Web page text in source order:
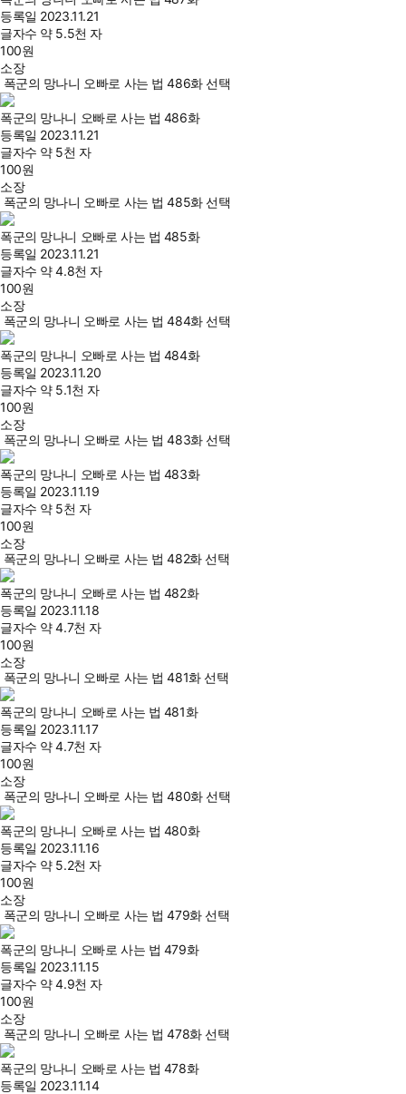
등록일 2023.11.21
글자수 약 5.5천 자
100원
소장
폭군의 망나니 오빠로 사는 법 486화 선택
폭군의 망나니 오빠로 사는 법 486화
등록일 2023.11.21
글자수 약 5천 자
100원
소장
폭군의 망나니 오빠로 사는 법 485화 선택
폭군의 망나니 오빠로 사는 법 485화
등록일 2023.11.21
글자수 약 4.8천 자
100원
소장
폭군의 망나니 오빠로 사는 법 484화 선택
폭군의 망나니 오빠로 사는 법 484화
등록일 2023.11.20
글자수 약 5.1천 자
100원
소장
폭군의 망나니 오빠로 사는 법 483화 선택
폭군의 망나니 오빠로 사는 법 483화
등록일 2023.11.19
글자수 약 5천 자
100원
소장
폭군의 망나니 오빠로 사는 법 482화 선택
폭군의 망나니 오빠로 사는 법 482화
등록일 2023.11.18
글자수 약 4.7천 자
100원
소장
폭군의 망나니 오빠로 사는 법 481화 선택
폭군의 망나니 오빠로 사는 법 481화
등록일 2023.11.17
글자수 약 4.7천 자
100원
소장
폭군의 망나니 오빠로 사는 법 480화 선택
폭군의 망나니 오빠로 사는 법 480화
등록일 2023.11.16
글자수 약 5.2천 자
100원
소장
폭군의 망나니 오빠로 사는 법 479화 선택
폭군의 망나니 오빠로 사는 법 479화
등록일 2023.11.15
글자수 약 4.9천 자
100원
소장
폭군의 망나니 오빠로 사는 법 478화 선택
폭군의 망나니 오빠로 사는 법 478화
등록일 2023.11.14